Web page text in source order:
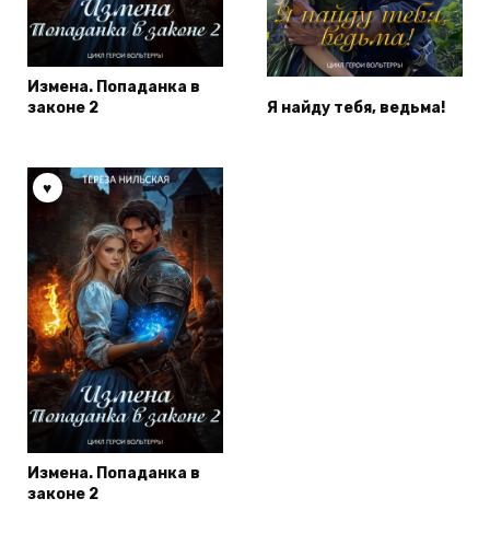
Измена. Попаданка в
законе 2
Я найду тебя, ведьма!
Измена. Попаданка в
законе 2